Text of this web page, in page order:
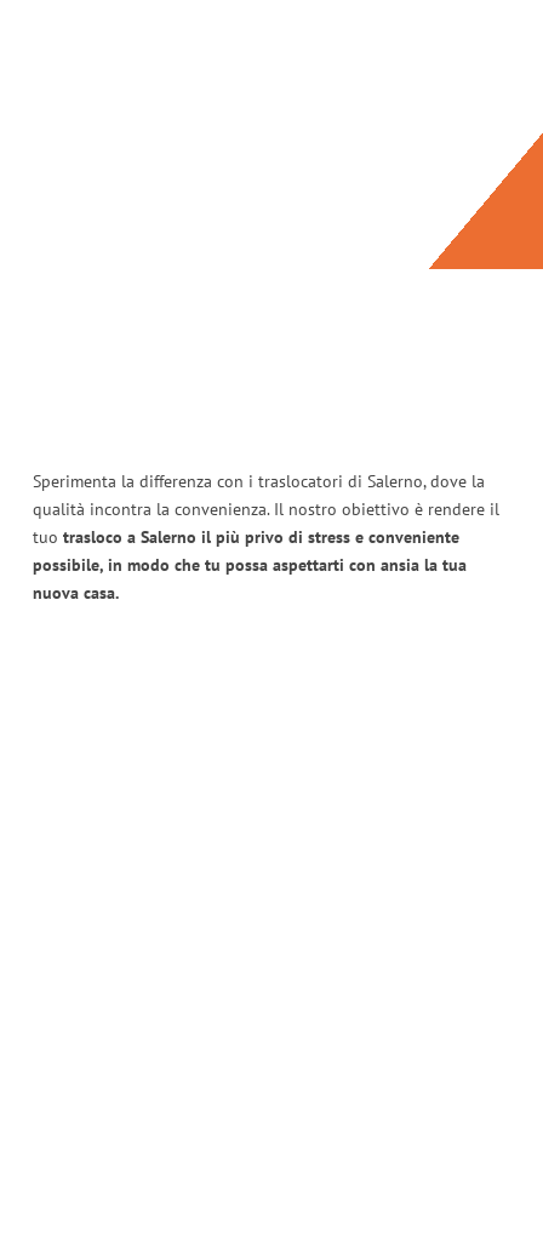
Sperimenta la differenza con i traslocatori di Salerno, dove la
qualità incontra la convenienza. Il nostro obiettivo è rendere il
tuo trasloco a Salerno il più privo di stress e conveniente
possibile, in modo che tu possa aspettarti con ansia la tua
nuova casa.